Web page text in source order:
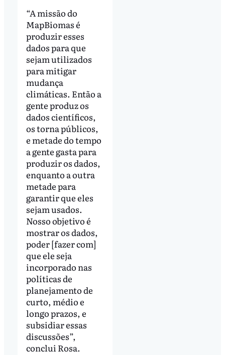
“A missão do
MapBiomas é
produzir esses
dados para que
sejam utilizados
para mitigar
mudança
climáticas. Então a
gente produz os
dados científicos,
os torna públicos,
e metade do tempo
a gente gasta para
produzir os dados,
enquanto a outra
metade para
garantir que eles
sejam usados.
Nosso objetivo é
mostrar os dados,
poder [fazer com]
que ele seja
incorporado nas
políticas de
planejamento de
curto, médio e
longo prazos, e
subsidiar essas
discussões”,
conclui Rosa.